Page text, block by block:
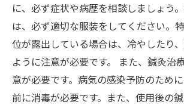
に、必ず症状や病歴を相談しましょう
は、必ず適切な服装をしてください。
位が露出している場合は、冷やしたり
ように注意が必要です。 また、鍼灸治
意が必要です。病気の感染予防のため
前に消毒が必要です。また、使用後の